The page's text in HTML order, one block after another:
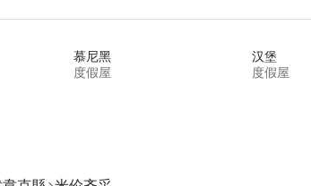
慕尼黑
度假屋
汉堡
度假屋